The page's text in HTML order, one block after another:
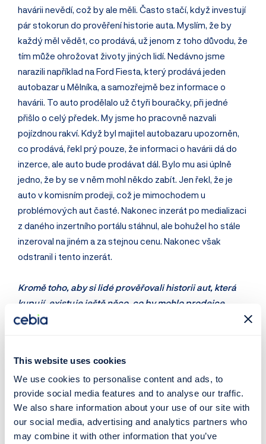
This website uses cookies
We use cookies to personalise content and ads, to
provide social media features and to analyse our traffic.
We also share information about your use of our site with
our social media, advertising and analytics partners who
may combine it with other information that you’ve
havárii nevědí, což by ale měli. Často stačí, když investují
pár stokorun do prověření historie auta. Myslím, že by
každý měl vědět, co prodává, už jenom z toho důvodu, že
tím může ohrožovat životy jiných lidí. Nedávno jsme
narazili například na Ford Fiesta, který prodává jeden
autobazar u Mělníka, a samozřejmě bez informace o
havárii. To auto prodělalo už čtyři bouračky, při jedné
přišlo o celý předek. My jsme ho pracovně nazvali
pojízdnou rakví. Když byl majitel autobazaru upozorněn,
co prodává, řekl prý pouze, že informaci o havárii dá do
inzerce, ale auto bude prodávat dál. Bylo mu asi úplně
jedno, že by se v něm mohl někdo zabít. Jen řekl, že je
auto v komisním prodeji, což je mimochodem u
problémových aut časté. Nakonec inzerát po medializaci
z daného inzertního portálu stáhnul, ale bohužel ho stále
inzeroval na jiném a za stejnou cenu. Nakonec však
odstranil i tento inzerát.
Kromě toho, aby si lidé prověřovali historii aut, která
kupují, existuje ještě něco, co by mohlo prodejce
přimět k tomu, aby o haváriích s kupujícími hovořili?
že když řeknou slovo poškození, tak si to kupující
okamžitě rozmyslí. Ale může se přitom jednat banální
věc, například jen výměnu blatníku či nárazníku. My
říkáme, že všichni nemůžou jezdit v nehavarovaném a
nikdy nepoškozeném autě a to, že auto má za sebou